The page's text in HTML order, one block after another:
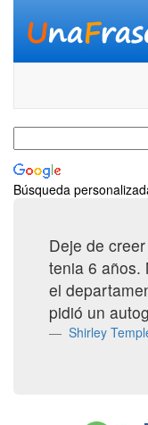
Búsqueda
Deje de
tenia 6 años.
el
pidió un
Shirley